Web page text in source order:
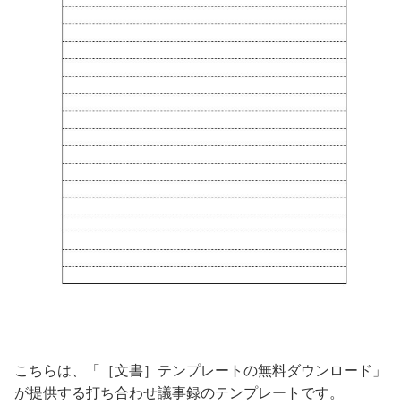
こちらは、「［文書］テンプレートの無料ダウンロード」
が提供する打ち合わせ議事録のテンプレートです。